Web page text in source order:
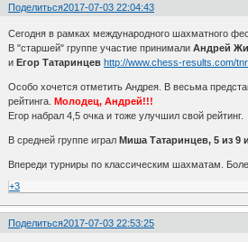
Поделиться2017-07-03 22:04:43
Сегодня в рамках международного шахматного
В "старшей" группе участие принималиАндрей
и Егор Татаринцев http://www.chess-results.com/
Особо хочется отметить Андрея. В весьма
рейтинга.
Молодец, Андрей!!!
Егор набрал 4,5 очка и тоже улучшил свой рейтинг.
В средней группе играл Миша Татаринцев, 5 из 9
Впереди турниры по классическим шахматам.
+3
Поделиться2017-07-03 22:53:25